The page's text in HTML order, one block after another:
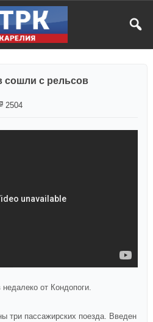
сошли с рельсов
2504
от Кондопоги.
три пассажирских поезда. Введен